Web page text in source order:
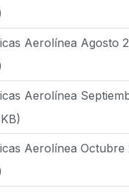
Aerolínea Agosto
Aerolínea
Aerolínea